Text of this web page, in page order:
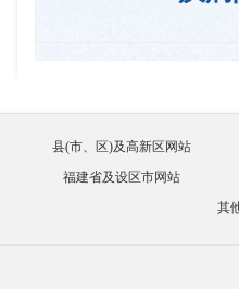
县(市、区)及高新区网站
福建省及设区市网站
其